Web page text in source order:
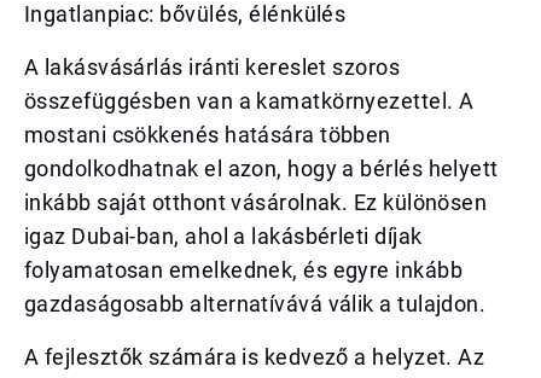
Ingatlanpiac: bővülés, élénkülés
A lakásvásárlás iránti kereslet szoros
összefüggésben van a kamatkörnyezettel. A
mostani csökkenés hatására többen
gondolkodhatnak el azon, hogy a bérlés helyett
inkább saját otthont vásárolnak. Ez különösen
igaz Dubai-ban, ahol a lakásbérleti díjak
folyamatosan emelkednek, és egyre inkább
gazdaságosabb alternatívává válik a tulajdon.
A fejlesztők számára is kedvező a helyzet. Az